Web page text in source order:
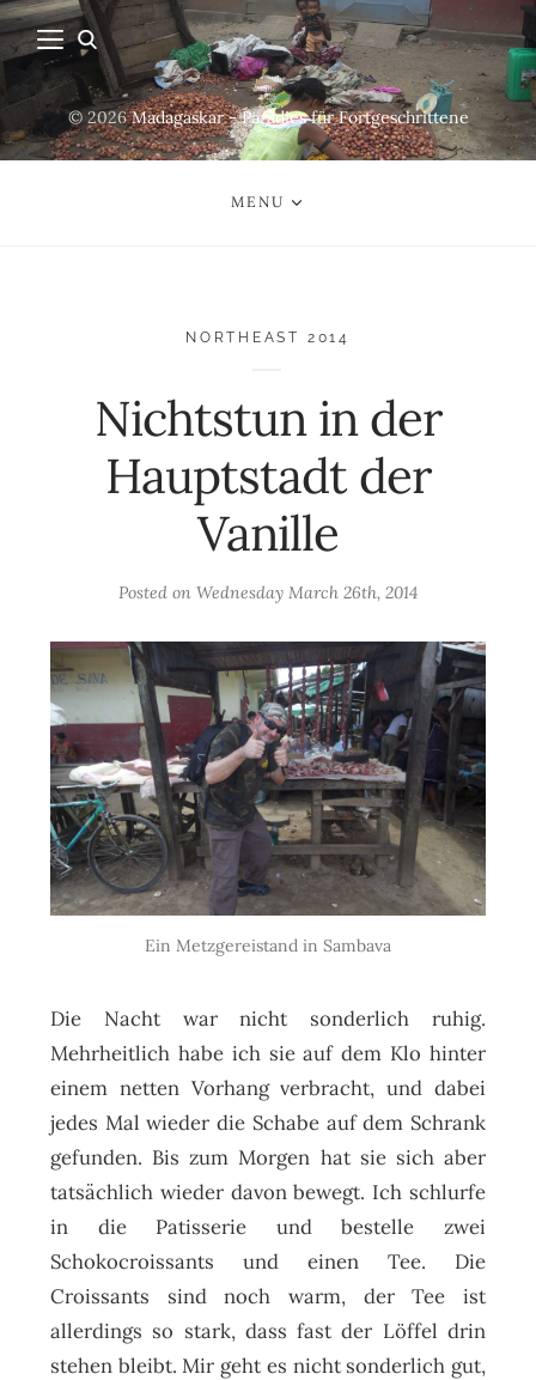
© 2026Madagaskar - Paradies für Fortgeschrittene
MENU
NORTHEAST 2014
Nichtstun in der
Hauptstadt der
Vanille
Posted on Wednesday March 26th, 2014
Ein Metzgereistand in Sambava
Die Nacht war nicht sonderlich ruhig.
Mehrheitlich habe ich sie auf dem Klo hinter
einem netten Vorhang verbracht, und dabei
jedes Mal wieder die Schabe auf dem Schrank
gefunden. Bis zum Morgen hat sie sich aber
tatsächlich wieder davon bewegt. Ich schlurfe
in die Patisserie und bestelle zwei
Schokocroissants und einen Tee. Die
Croissants sind noch warm, der Tee ist
allerdings so stark, dass fast der Löffel drin
stehen bleibt. Mir geht es nicht sonderlich gut,